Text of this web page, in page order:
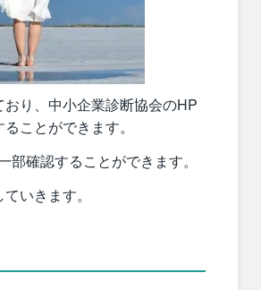
り、中小企業診断協会のHP
ことができます。
確認することができます。
いきます。